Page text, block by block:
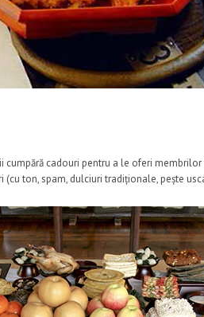
cumpără cadouri pentru a le oferi
(cu ton, spam, dulciuri tradiționale, pește